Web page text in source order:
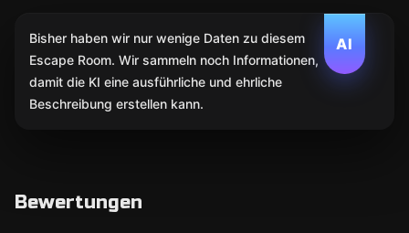
AI
Bisher haben wir nur wenige Daten zu diesem
Escape Room. Wir sammeln noch Informationen,
damit die KI eine ausführliche und ehrliche
Beschreibung erstellen kann.
Bewertungen